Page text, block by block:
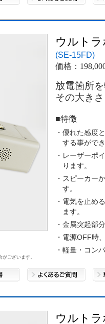
ございます。
ウルト
(SE-15FD)
価格：
放電箇所
その大き
■特徴
・優れた感度
する事がで
・レーザーポ
ります。
・スピーカー
す。
・電気を止め
ます。
・金属突起部
・電源OFF時
・軽量・コン
ウルト